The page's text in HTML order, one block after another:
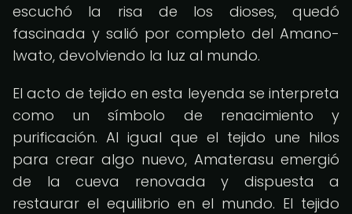
escuchó la risa de los dioses, quedó
fascinada y salió por completo del Amano-
Iwato, devolviendo la luz al mundo.
El acto de tejido en esta leyenda se interpreta
como un símbolo de renacimiento y
purificación. Al igual que el tejido une hilos
para crear algo nuevo, Amaterasu emergió
de la cueva renovada y dispuesta a
restaurar el equilibrio en el mundo. El tejido